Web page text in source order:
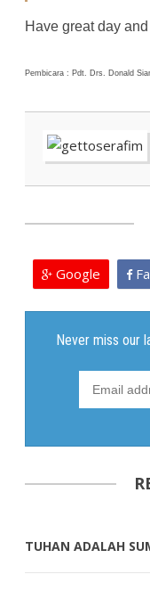
Have great day
Pembicara : Pdt. Drs. Donald
Google
TUHAN ADALAH